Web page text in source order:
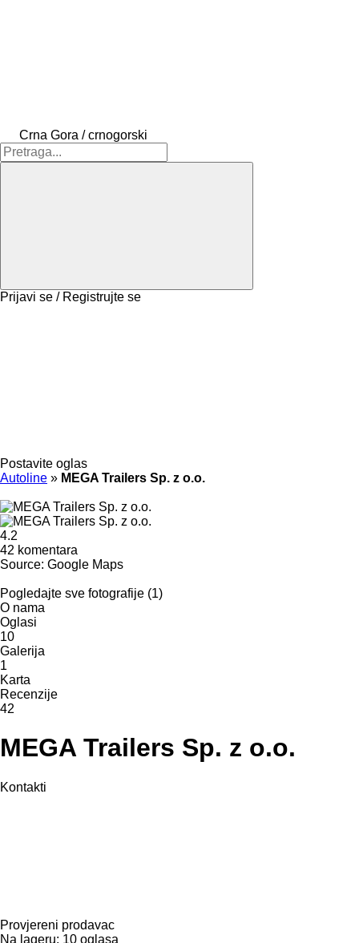
Crna Gora / crnogorski
Prijavi se / Registrujte se
Postavite oglas
Autoline » MEGA Trailers Sp. z o.o.
4.2
42 komentara
Source: Google Maps
Pogledajte sve fotografije (1)
O nama
Oglasi
10
Galerija
1
Karta
Recenzije
42
MEGA Trailers Sp. z o.o.
Kontakti
Provjereni prodavac
Na lageru: 10 oglasa